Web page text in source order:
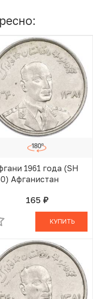
1961 года (SH
Афганистан
165 руб.В КОРЗИНЕ
КУПИТЬ